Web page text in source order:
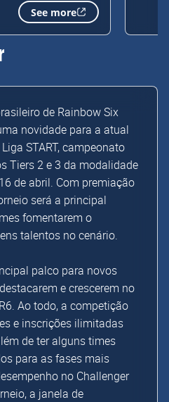
See more
de Rainbow Six
novidade para a atual
START, campeonato
Tiers 2 e 3 da modalidade
de abril. Com premiação
será a principal
fomentarem o
talentos no cenário.
palco para novos
e crescerem no
Ao todo, a competição
e inscrições ilimitadas
de ter alguns times
para as fases mais
no Challenger
a janela de